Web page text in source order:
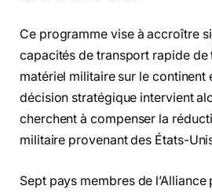
Ce programme vise à accroître
capacités de transport rapide de
matériel militaire sur le continent
décision stratégique intervient
cherchent à compenser la
militaire provenant des États-
Sept pays membres de